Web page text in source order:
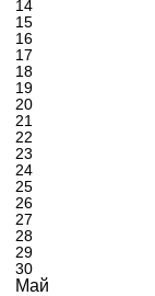
14
15
16
17
18
19
20
21
22
23
24
25
26
27
28
29
30
Май